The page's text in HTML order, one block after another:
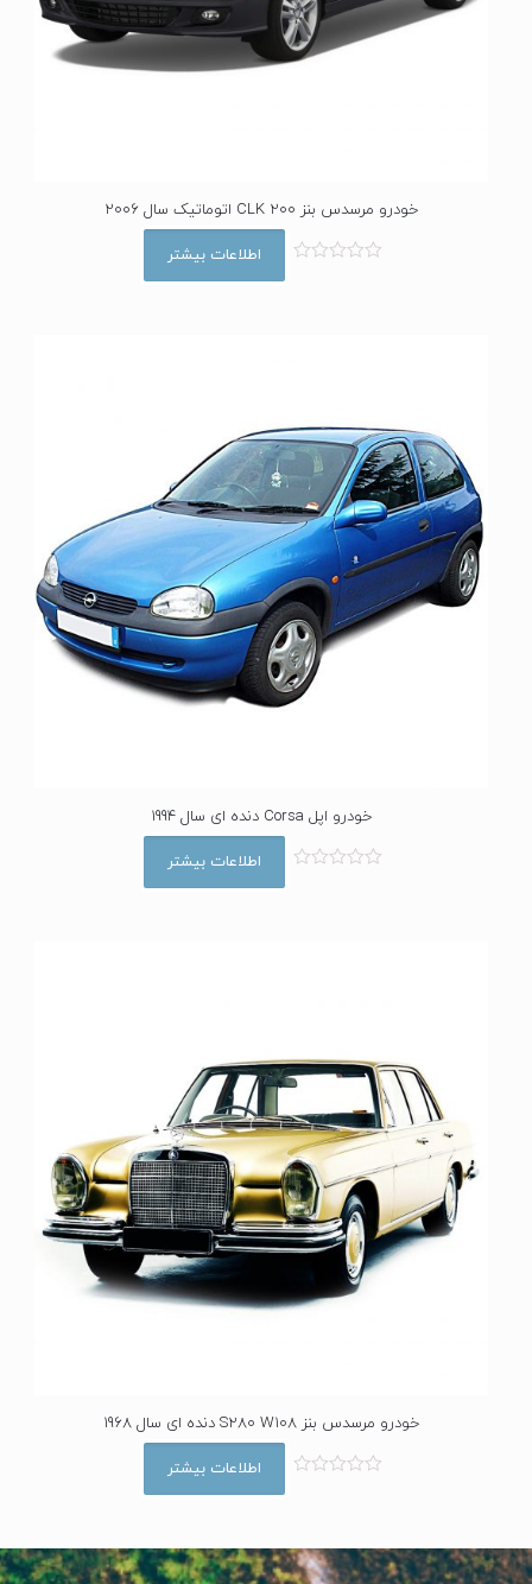
خودرو مرسدس بنز CLK 200 اتوماتیک سال 2006
5
اطلاعات بیشتر
خودرو اپل Corsa دنده ای سال 1994
اطلاعات بیشتر
خودرو مرسدس بنز S280 W108 دنده ای سال 1968
ا
ز
اطلاعات بیشتر